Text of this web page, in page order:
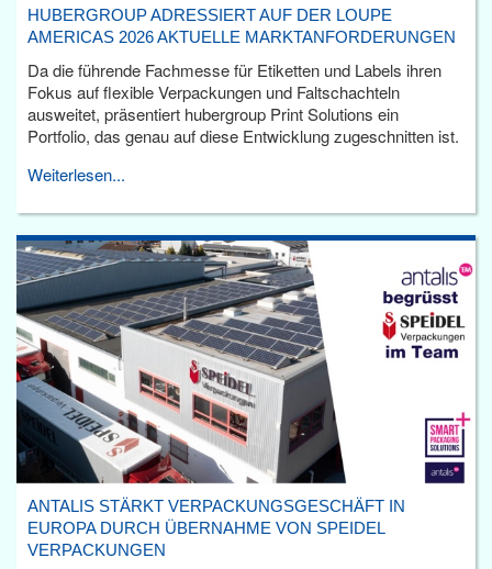
HUBERGROUP ADRESSIERT AUF DER LOUPE
AMERICAS 2026 AKTUELLE MARKTANFORDERUNGEN
Da die führende Fachmesse für Etiketten und Labels ihren
Fokus auf flexible Verpackungen und Faltschachteln
ausweitet, präsentiert hubergroup Print Solutions ein
Portfolio, das genau auf diese Entwicklung zugeschnitten ist.
Weiterlesen...
ANTALIS STÄRKT VERPACKUNGSGESCHÄFT IN
EUROPA DURCH ÜBERNAHME VON SPEIDEL
VERPACKUNGEN